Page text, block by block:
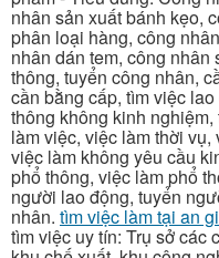
nhân sản xuất bánh kẹo,
phân loại hàng, công
nhân dán tem, công
thông, tuyển công nhân,
cần bằng cấp, tìm việc
thông không kinh
làm việc, việc làm thời
việc làm không yêu cầu
phổ thông, việc làm phổ
người lao động, tuyển
nhân. tìm việc làm tại an
tìm việc uy tín: Trụ sở các